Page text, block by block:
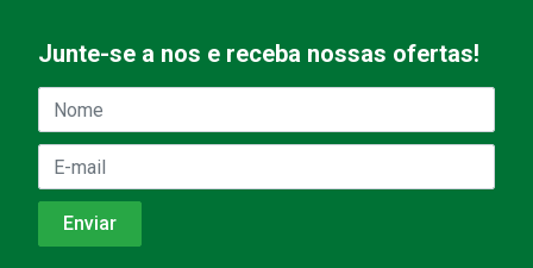
Junte-se a nos e receba nossas ofertas!